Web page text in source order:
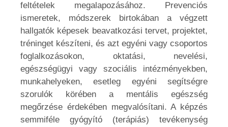
feltételek megalapozásához. Prevenciós
ismeretek, módszerek birtokában a végzett
hallgatók képesek beavatkozási tervet, projektet,
tréninget készíteni, és azt egyéni vagy csoportos
foglalkozásokon, oktatási, nevelési,
egészségügyi vagy szociális intézményekben,
munkahelyeken, esetleg egyéni segítségre
szorulók körében a mentális egészség
megőrzése érdekében megvalósítani. A képzés
semmiféle gyógyító (terápiás) tevékenység